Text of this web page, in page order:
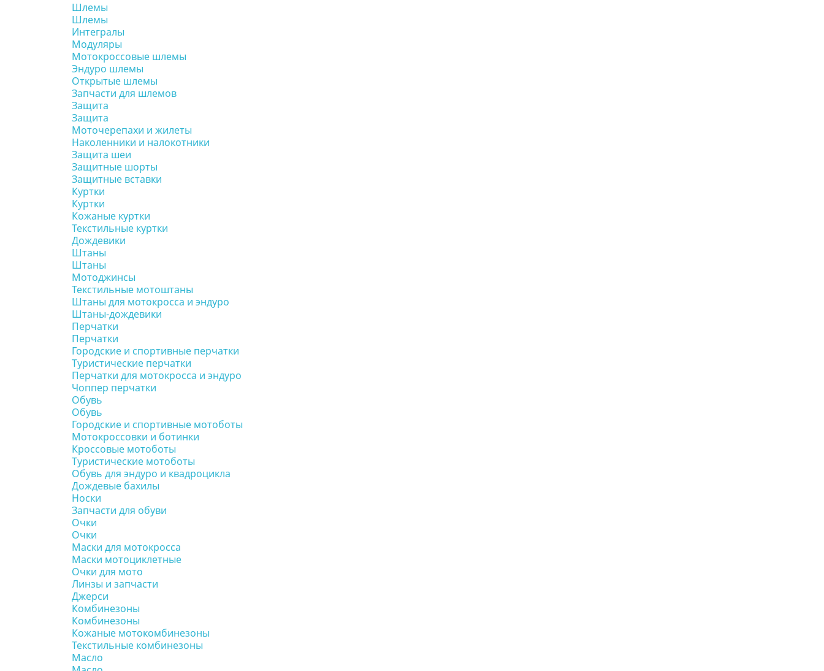
Шлемы
Шлемы
Интегралы
Модуляры
Мотокроссовые шлемы
Эндуро шлемы
Открытые шлемы
Запчасти для шлемов
Защита
Защита
Моточерепахи и жилеты
Наколенники и налокотники
Защита шеи
Защитные шорты
Защитные вставки
Куртки
Куртки
Кожаные куртки
Текстильные куртки
Дождевики
Штаны
Штаны
Мотоджинсы
Текстильные мотоштаны
Штаны для мотокросса и эндуро
Штаны-дождевики
Перчатки
Перчатки
Городские и спортивные перчатки
Туристические перчатки
Перчатки для мотокросса и эндуро
Чоппер перчатки
Обувь
Обувь
Городские и спортивные мотоботы
Мотокроссовки и ботинки
Кроссовые мотоботы
Туристические мотоботы
Обувь для эндуро и квадроцикла
Дождевые бахилы
Носки
Запчасти для обуви
Очки
Очки
Маски для мотокросса
Маски мотоциклетные
Очки для мото
Линзы и запчасти
Джерси
Комбинезоны
Комбинезоны
Кожаные мотокомбинезоны
Текстильные комбинезоны
Масло